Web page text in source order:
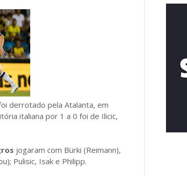
derrotado pela Atalanta, em
italiana por 1 a 0 foi de Ilicic,
jogaram com Bürki (Reimann),
Pulisic, Isak e Philipp.